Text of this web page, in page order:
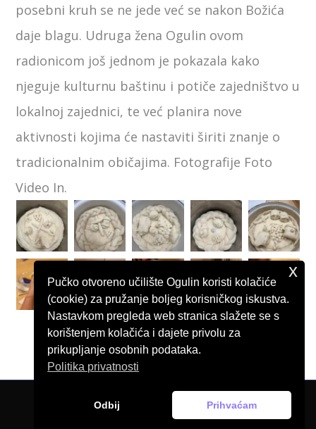
posebni kruh se ne jede već se nakon Božića
daje blagu. Udruga žena Ogulin ovom
radionicom još jednom je pokazala kako
njeguje kulturnu baštinu i potiče zajedništvo u
lokalnoj zajednici, te već planira nove
aktivnosti kojima će nastaviti širiti znanje o
tradicionalnim običajima. Fotografije Foto
Video In.
© Pučko otvoreno učilište Ogulin, 2026.
Pučko otvoreno učilište Ogulin koristi kolačiće
(cookie) za pružanje boljeg korisničkog iskustva.
Nastavkom pregleda web stranica slažete se s
korištenjem kolačića i dajete privolu za
prikupljanje osobnih podataka.
Politika privatnosti
Odbij Prihvaćam
x